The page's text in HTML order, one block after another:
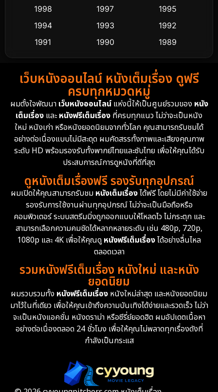
Dance เต้น
Detective สืบสวน
Detective สืบสวน
Disney+ 4
Documentary สารคดี 94
Drama ดราม่า
Dystopian 16
Emotional 61
Epic มหากาพย์ 219
Family ครอบครัว 366
Fantasy จินตนาการ 332
Fiction 9
1998
1997
1995
1994
1993
1992
1991
1990
1989
1988
1986
1985
1983
1982
1981
1974
1962
เว็บหนังออนไลน์ หนังเต็มเรื่อง ดูฟรี
ครบทุกหมวดหมู่
ผมตั้งใจพัฒนา เว็บหนังออนไลน์แห่งนี้ให้เป็นศูนย์รวมของ หนัง
เต็มเรื่อง และหนังฟรีเต็มเรื่อง ที่ครบทุกแนว ไม่ว่าจะเป็นหนัง
ใหม่ หนังเก่า หรือหนังยอดนิยมจากทั่วโลก คุณสามารถรับชมได้
อย่างต่อเนื่องแบบไม่มีสะดุด ผมคัดสรรทั้งภาพและเสียงคุณภาพ
ระดับ HD พร้อมรองรับทั้งพากย์ไทยและซับไทย เพื่อให้คุณได้รับ
ประสบการณ์การดูหนังที่ดีที่สุด
ดูหนังเต็มเรื่องฟรี รองรับทุกอุปกรณ์
ผมเปิดให้คุณสามารถรับชม หนังเต็มเรื่องได้ฟรี โดยไม่มีค่าใช้จ่าย
รองรับการใช้งานผ่านทุกอุปกรณ์ ไม่ว่าจะเป็นมือถือหรือ
คอมพิวเตอร์ ระบบสตรีมมิ่งถูกออกแบบให้โหลดไว ไม่กระตุก และ
สามารถเลือกความคมชัดได้หลากหลายระดับ เช่น 480p, 720p,
1080p และ 4K เพื่อให้คุณดูหนังฟรีเต็มเรื่องได้อย่างลื่นไหล
ตลอดเวลา
รวมหนังฟรีเต็มเรื่อง หนังใหม่ และหนัง
ยอดนิยม
ผมรวบรวมทั้ง หนังฟรีเต็มเรื่อง หนังใหม่ล่าสุด และหนังยอดนิยม
มาไว้ในที่เดียว เพื่อให้คุณเข้าถึงความบันเทิงได้ง่ายและรวดเร็ว ไม่ว่า
จะเป็นหนังแอคชั่น หนังดราม่า หรือซีรี่ย์ยอดฮิต ผมอัปเดตเนื้อหา
อย่างต่อเนื่องตลอด 24 ชั่วโมง เพื่อให้คุณไม่พลาดทุกเรื่องดังที่
กำลังเป็นกระแส